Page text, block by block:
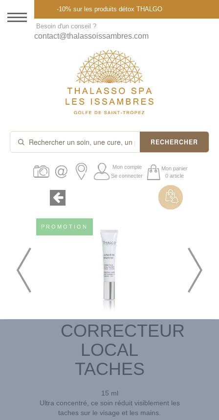
DESTINATION
THALASSO SPA
CURES ET FORFAITS
SOINS À LA CARTE
ABONNEMENTS
PROMOS
-10% sur les produits détox THALGO
Besoin d'un conseil ?
contact@thalassoissambres.com
RECHERCHER
Mon compte
Se connecter
Mon panier
0 article
PROMOTION
CORRECTEUR
LOCAL
TACHES
15 ml
Ultra concentré, ce soin réduit visiblement les
taches sur le visage et les mains.